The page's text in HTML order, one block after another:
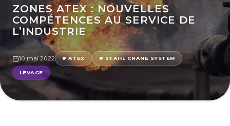
ZONES ATEX : NOUVELLES
COMPÉTENCES AU SERVICE DE
L’INDUSTRIE
10 mai 2022 # ATEX # STAHL CRANE SYSTEM
LEVAGE